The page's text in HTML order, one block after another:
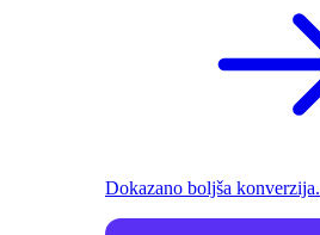
Dokazano boljša konverzija.